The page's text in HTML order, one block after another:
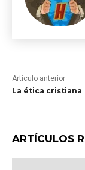
Artículo anterior
La ética cristiana
ARTÍCULOS